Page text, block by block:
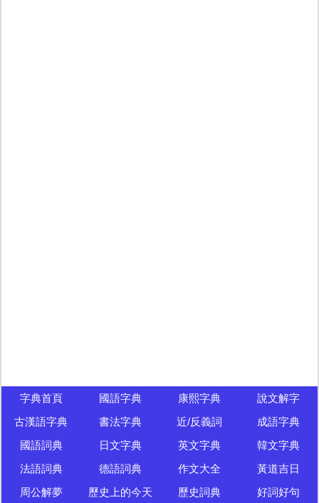
字典首頁 國語字典 康熙字典
說文解字
古漢語字典
書法字典 近/反義詞
成語字典
國語詞典
日文字典 英文字典
韓文字典
法語詞典
德語詞典 作文大全
黃道吉日
周公解夢
歷史上的今天 歷史詞典 好詞好句